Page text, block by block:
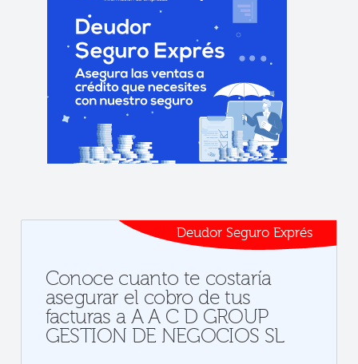
Deudor Seguro Exprés
Conoce cuanto te costaría
asegurar el cobro de tus
facturas a A A C D GROUP
GESTION DE NEGOCIOS SL